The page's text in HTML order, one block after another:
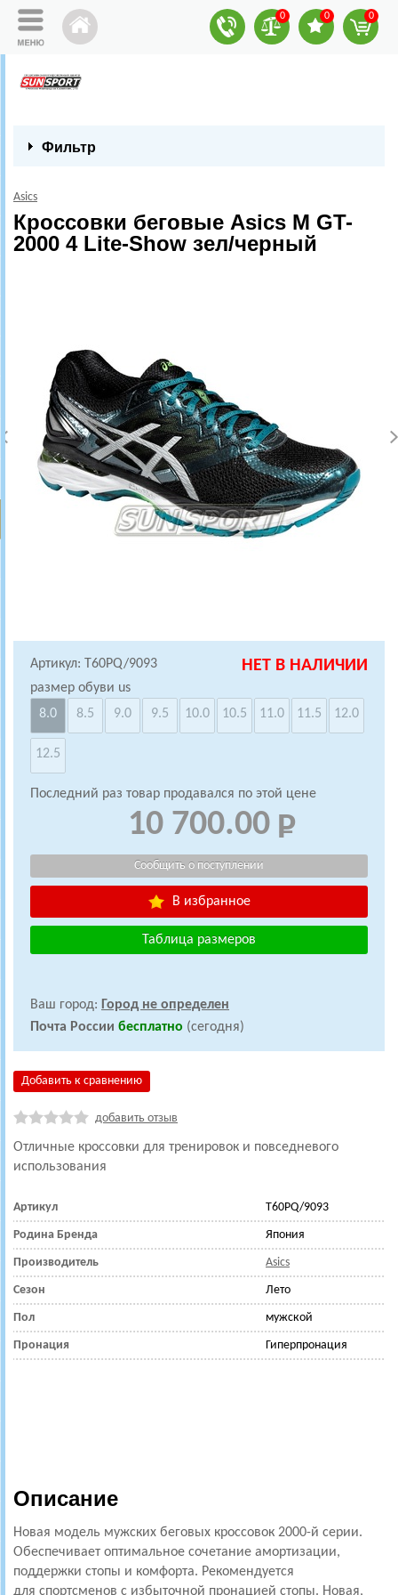
0 0 0
Фильтр
Asics
Кроссовки беговые Asics M GT-
2000 4 Lite-Show зел/черный
Артикул: T60PQ/9093 НЕТ В НАЛИЧИИ
размер обуви us
8.0
8.5 9.0 9.5 10.0 10.5 11.0 11.5 12.0
12.5
Последний раз товар продавался по этой цене
10 700.00
В избранное
Таблица размеров
Ваш город: Город не определен
Почта России бесплатно (сегодня)
Добавить к сравнению
добавить отзыв
Отличные кроссовки для тренировок и повседневого
использования
Артикул T60PQ/9093
Родина Бренда Япония
Производитель Asics
Сезон Лето
Пол мужской
Пронация Гиперпронация
Описание
Новая модель мужских беговых кроссовок 2000-й серии.
Обеспечивает оптимальное сочетание амортизации,
поддержки стопы и комфорта. Рекомендуется
для спортсменов с избыточной пронацией стопы. Новая,